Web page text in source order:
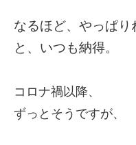
なるほど、やっぱり
と、いつも納得。
コロナ禍以降、
ずっとそうですが、